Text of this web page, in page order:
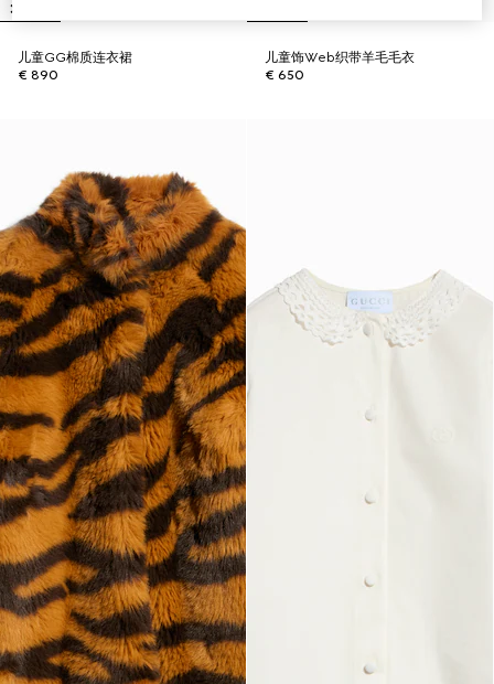
儿童GG棉质连衣裙
€ 890
儿童饰Web织带羊毛毛衣
€ 650